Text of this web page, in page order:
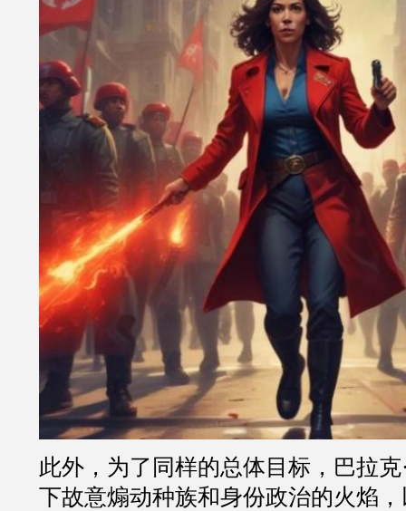
此外，为了同样的总体目标，巴拉
下故意煽动种族和身份政治的火焰